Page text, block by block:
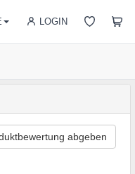
LOGIN
abgeben